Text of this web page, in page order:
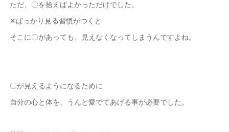
ただ、〇を拾えばよかっただけでした。
✕ばっかり見る習慣がつくと
そこに〇があっても、見えなくなってしまうんですよね。
〇が見えるようになるために
自分の心と体を、うんと愛でてあげる事が必要でした。